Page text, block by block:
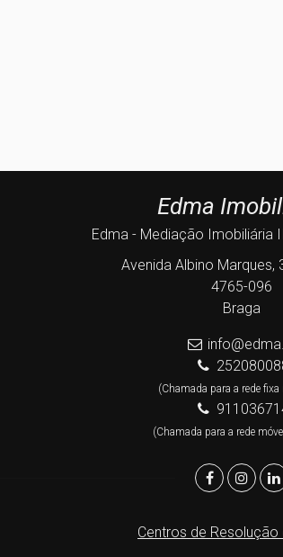
Edma
Edma - Mediação Imobiliária
Avenida Albino Marques,
4765-096
Braga
(Chamada para a rede fixa
(Chamada para a rede
Centros de Resolução